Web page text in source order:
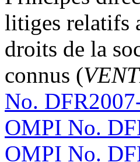
litiges relatifs
droits de la
connus (
No.
OMPI No.
OMPI No.